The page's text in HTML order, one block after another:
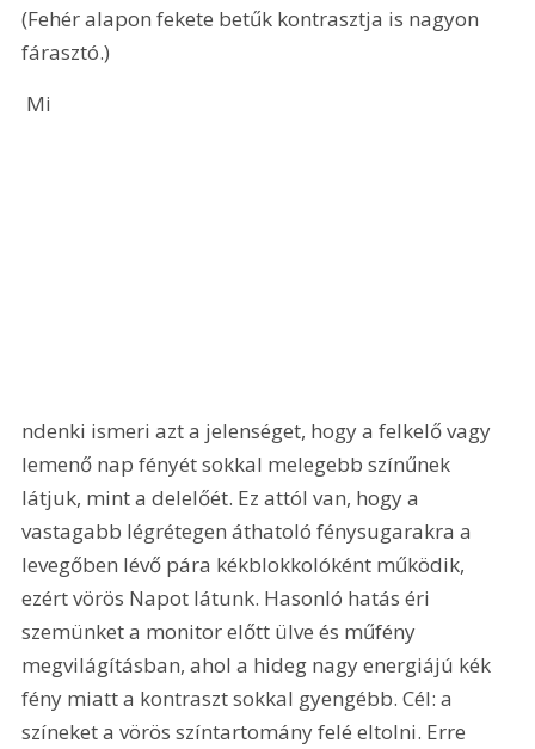
(Fehér alapon fekete betűk kontrasztja is nagyon
fárasztó.)
Mi
ndenki ismeri azt a jelenséget, hogy a felkelő vagy
lemenő nap fényét sokkal melegebb színűnek
látjuk, mint a delelőét. Ez attól van, hogy a
vastagabb légrétegen áthatoló fénysugarakra a
levegőben lévő pára kékblokkolóként működik,
ezért vörös Napot látunk. Hasonló hatás éri
szemünket a monitor előtt ülve és műfény
megvilágításban, ahol a hideg nagy energiájú kék
fény miatt a kontraszt sokkal gyengébb. Cél: a
színeket a vörös színtartomány felé eltolni. Erre